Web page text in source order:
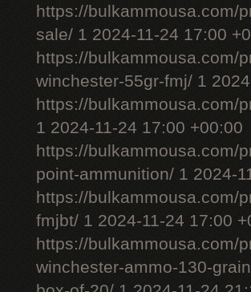
https://bulkammousa.com/
sale/ 1 2024-11-24 17:00
https://bulkammousa.com/
winchester-55gr-fmj/ 1
https://bulkammousa.com/
1 2024-11-24 17:00 +00:00
https://bulkammousa.com/
point-ammunition/ 1 2024-
https://bulkammousa.com/
fmjbt/ 1 2024-11-24 17:00
https://bulkammousa.com/
winchester-ammo-130-